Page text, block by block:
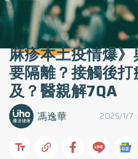
麻疹本土疫情爆
要隔離？接觸後
及？醫親解7QA
2025/1/7
馮逸華